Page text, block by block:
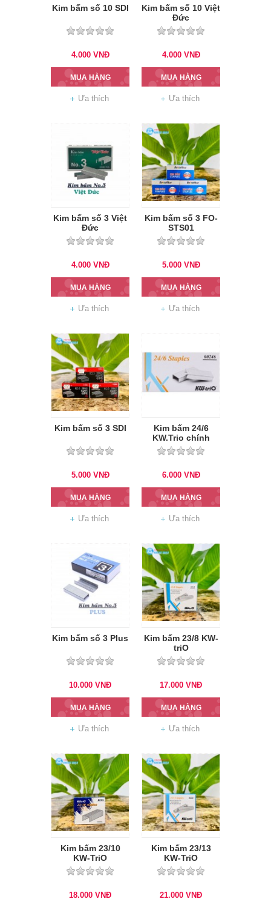
Kim bấm số 10 SDI
4.000 VNĐ
MUA HÀNG
Ưa thích
Kim bấm số 10 Việt
Đức
4.000 VNĐ
MUA HÀNG
Ưa thích
Kim bấm số 3 Việt
Đức
4.000 VNĐ
MUA HÀNG
Ưa thích
Kim bấm số 3 FO-
STS01
5.000 VNĐ
MUA HÀNG
Ưa thích
Kim bấm số 3 SDI
5.000 VNĐ
MUA HÀNG
Ưa thích
Kim bấm 24/6
KW.Trio chính
hãng
6.000 VNĐ
MUA HÀNG
Ưa thích
Kim bấm số 3 Plus
10.000 VNĐ
MUA HÀNG
Ưa thích
Kim bấm 23/8 KW-
triO
17.000 VNĐ
MUA HÀNG
Ưa thích
Kim bấm 23/10
KW-TriO
18.000 VNĐ
Kim bấm 23/13
KW-TriO
21.000 VNĐ